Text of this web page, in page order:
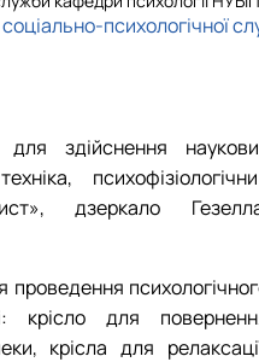
психологічної
здійснення
дзеркало
крісло для
крісла для